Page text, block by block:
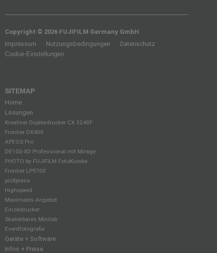
Copyright © 2026 FUJIFILM Germany GmbH
Impressum
Nutzungsbedingungen
Datenschutz
Cookie-Einstellungen
SITEMAP
Home
Lösungen
Kreativer Duplexdrucker CX 3240F
Frontier DX400
APEOS Pro
DE100-XD Professional mit Mirage
PHOTO by FUJIFILM FotoKioske
Frontier LP9700
picXpress
Highspeed
Maximales Angebot
Einzeldrucker
Skalierbares Minilab
Eventfotografie
Geräte + Software
Infos + Preise